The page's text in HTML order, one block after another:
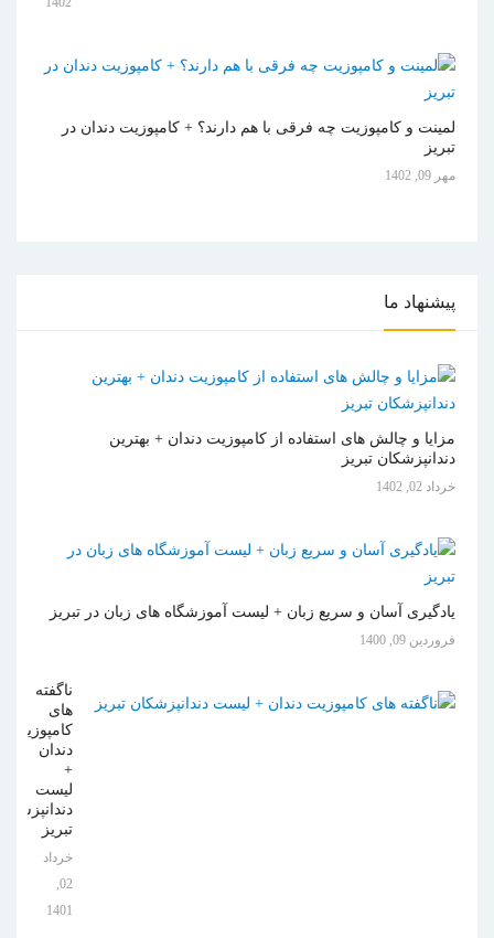
لمینت و کامپوزیت چه فرقی با هم دارند؟ + کامپوزیت دندان در
تبریز
مهر 09, 1402
پیشنهاد ما
مزایا و چالش های استفاده از کامپوزیت دندان + بهترین
دندانپزشکان تبریز
خرداد 02, 1402
یادگیری آسان و سریع زبان + لیست آموزشگاه های زبان در تبریز
فروردين 09, 1400
ناگفته
های
کامپوزیت
دندان
+
لیست
تبریز
خرداد
02,
1401